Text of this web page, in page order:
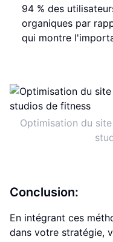
94 % des
organiques par
qui montre
Optimisation du
Conclusion:
En intégrant ces
dans votre stratégie,